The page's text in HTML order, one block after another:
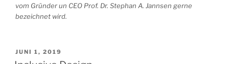
vom Gründer un CEO Prof. Dr. Stephan A. Jannsen gerne
bezeichnet wird.
VERÖFFENTLICHT
AM
JUNI 1, 2019